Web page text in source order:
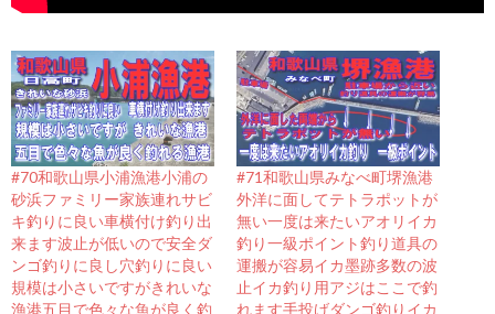
#70和歌山県小浦漁港小浦の
砂浜ファミリー家族連れサビ
キ釣りに良い車横付け釣り出
来ます波止が低いので安全ダ
ンゴ釣りに良し穴釣りに良い
規模は小さいですがきれいな
漁港五目で色々な魚が良く釣
#71和歌山県みなべ町堺漁港
外洋に面してテトラポットが
無い一度は来たいアオリイカ
釣り一級ポイント釣り道具の
運搬が容易イカ墨跡多数の波
止イカ釣り用アジはここで釣
れます手投げダンゴ釣りイカ